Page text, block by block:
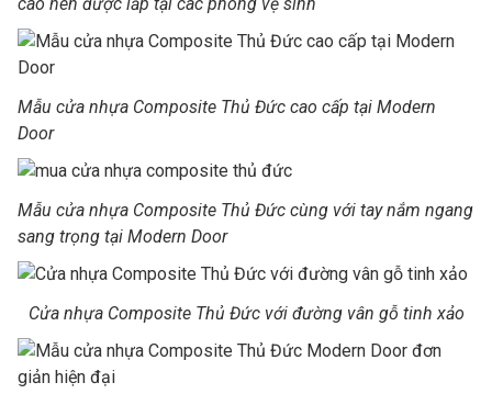
cao nên được lắp tại các phòng vệ sinh
Mẫu cửa nhựa Composite Thủ Đức cao cấp tại Modern
Door
Mẫu cửa nhựa Composite Thủ Đức cùng với tay nắm ngang
sang trọng tại Modern Door
Cửa nhựa Composite Thủ Đức với đường vân gỗ tinh xảo